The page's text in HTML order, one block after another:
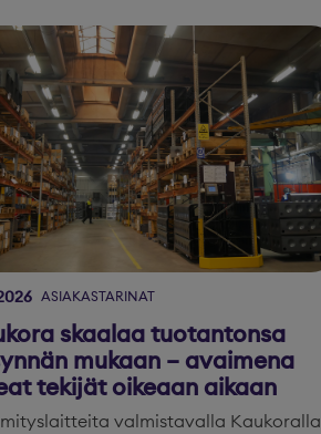
ASIAKASTARINAT
skaalaa tuotantonsa
mukaan – avaimena
tekijät oikeaan aikaan
valmistavalla Kaukoralla